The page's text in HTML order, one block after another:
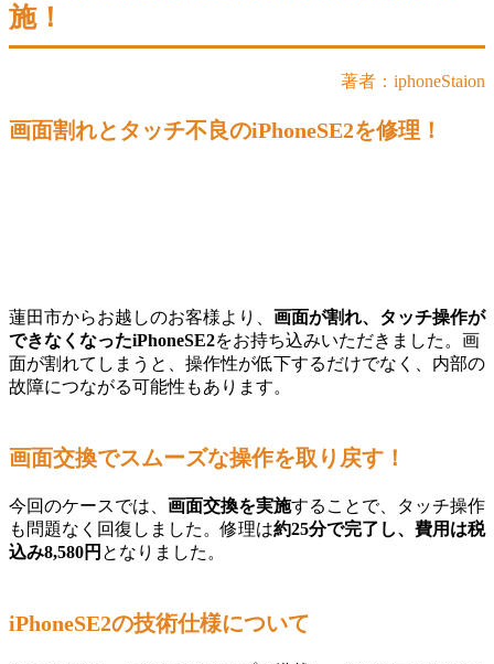
施！
著者：iphoneStaion
画面割れとタッチ不良のiPhoneSE2を修理！
蓮田市からお越しのお客様より、 画面が割れ、タッチ操作が
できなくなったiPhoneSE2をお持ち込みいただきました。画
面が割れてしまうと、操作性が低下するだけでなく、内部の
故障につながる可能性もあります。
画面交換でスムーズな操作を取り戻す！
今回のケースでは、 画面交換を実施することで、タッチ操作
も問題なく回復しました。修理は約25分で完了し、費用は税
込み8,580円 となりました。
iPhoneSE2の技術仕様について